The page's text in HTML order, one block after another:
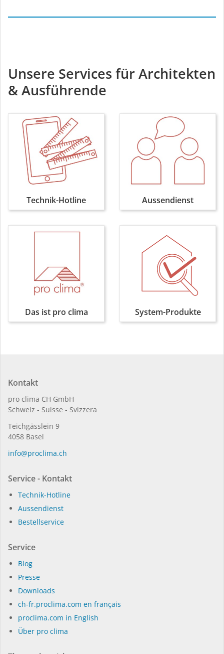
Unsere Services für Architekten
& Ausführende
Technik-Hotline Aussendienst
Das ist pro clima System-Produkte
Kontakt
pro clima CH GmbH
Schweiz - Suisse - Svizzera
Teichgässlein 9
4058 Basel
in­fo@procli­ma.ch
Service - Kontakt
Technik-Hotline
Aussendienst
Bestellservice
Service
Blog
Presse
Dow­n­loads
ch-fr.proclima.com en français
proclima.com in English
Über pro clima